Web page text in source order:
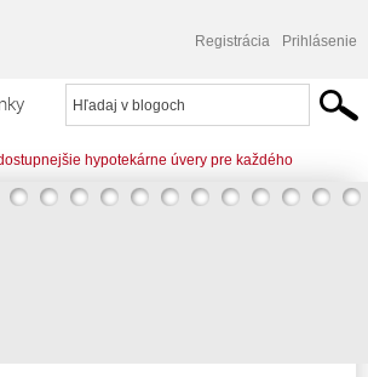
Registrácia Prihlásenie
hypotekárne úvery pre každého